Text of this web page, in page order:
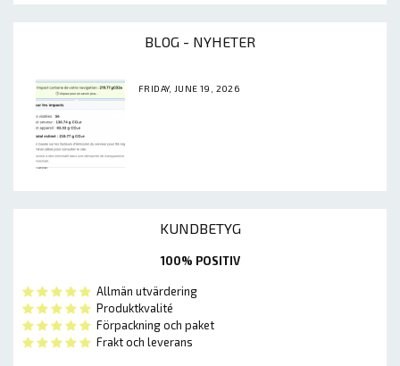
BLOG - NYHETER
FRIDAY, JUNE 19, 2026
KUNDBETYG
100% POSITIV
Allmän utvärdering
Produktkvalité
Förpackning och paket
Frakt och leverans